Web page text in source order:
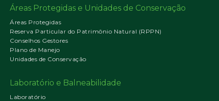
Áreas Protegidas e Unidades de Conservação
Áreas Protegidas
Reserva Particular do Patrimônio Natural (RPPN)
Conselhos Gestores
Plano de Manejo
Unidades de Conservação
Laboratório e Balneabilidade
Laboratório